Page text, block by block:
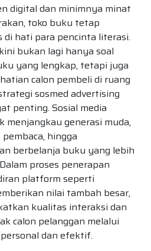
digital dan minimnya minat
toko buku tetap
hati para pencinta literasi.
bukan lagi hanya soal
yang lengkap, tetapi juga
calon pembeli di ruang
sosmed advertising
penting. Sosial media
generasi muda,
hingga
berbelanja buku yang lebih
proses penerapan
platform seperti
nilai tambah besar,
kualitas interaksi dan
calon pelanggan melalui
dan efektif.